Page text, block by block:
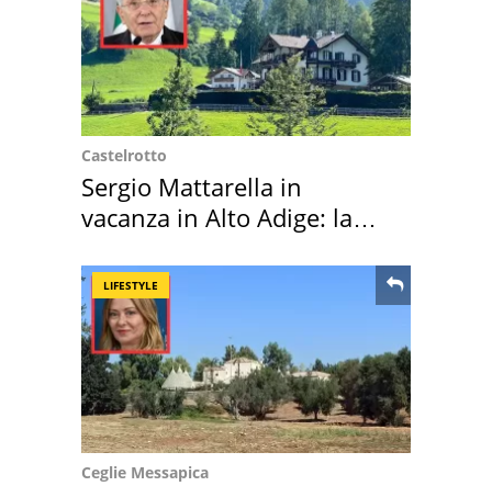
Castelrotto
Sergio Mattarella in
vacanza in Alto Adige: la
LIFESTYLE
Ceglie Messapica